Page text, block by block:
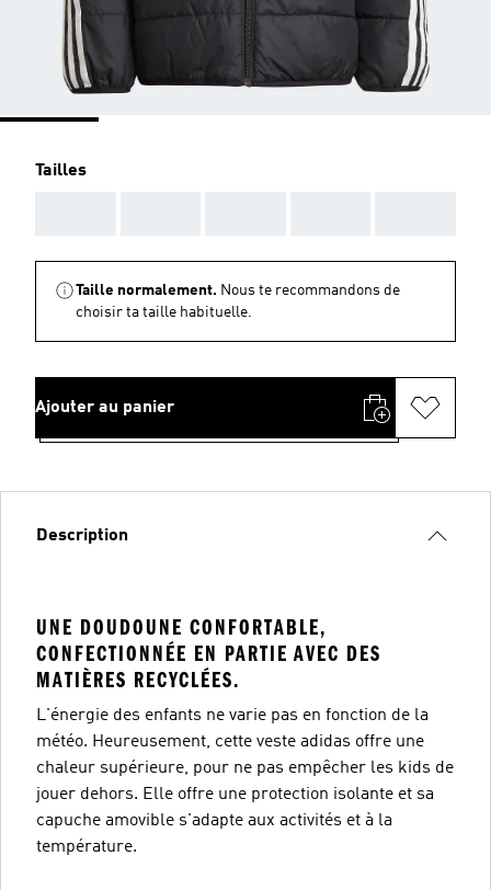
Tailles
Taille normalement. Nous te recommandons de
choisir ta taille habituelle.
Ajouter au panier
Description
UNE DOUDOUNE CONFORTABLE,
CONFECTIONNÉE EN PARTIE AVEC DES
MATIÈRES RECYCLÉES.
L'énergie des enfants ne varie pas en fonction de la
météo. Heureusement, cette veste adidas offre une
chaleur supérieure, pour ne pas empêcher les kids de
jouer dehors. Elle offre une protection isolante et sa
capuche amovible s'adapte aux activités et à la
température.